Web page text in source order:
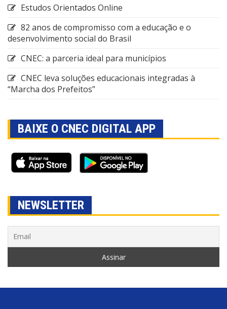
Estudos Orientados Online
82 anos de compromisso com a educação e o
desenvolvimento social do Brasil
CNEC: a parceria ideal para municípios
CNEC leva soluções educacionais integradas à
“Marcha dos Prefeitos”
BAIXE O CNEC DIGITAL APP
NEWSLETTER